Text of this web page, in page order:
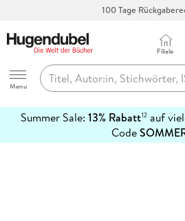
100 Tage
Hugendubel
Menu
Filiale
Summer Sale: 13% Rabatt12auf
Code
erfahren